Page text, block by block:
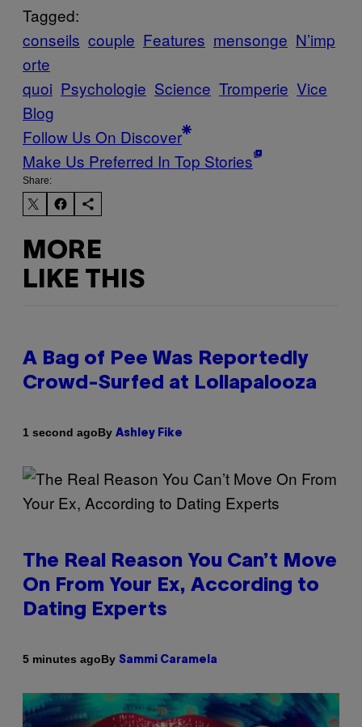
Tagged:
conseils couple Features mensonge N’imp
orte
quoi Psychologie Science Tromperie Vice
Blog
Follow Us On Discover
Make Us Preferred In Top Stories
Share:
MORE
LIKE THIS
A Bag of Pee Was Reportedly
Crowd-Surfed at Lollapalooza
1 second agoBy Ashley Fike
The Real Reason You Can’t Move
On From Your Ex, According to
Dating Experts
5 minutes agoBy Sammi Caramela